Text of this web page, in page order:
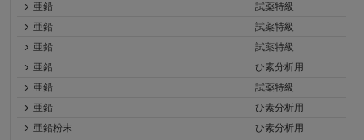
亜鉛
試薬特級
亜鉛
試薬特級
亜鉛
試薬特級
亜鉛
ひ素分析用
亜鉛
試薬特級
亜鉛
ひ素分析用
亜鉛粉末
ひ素分析用